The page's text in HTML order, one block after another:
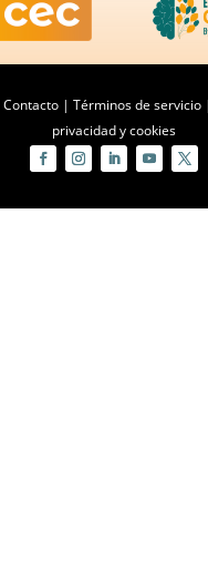
Contacto| Términos de servicio|
privacidad y cookies